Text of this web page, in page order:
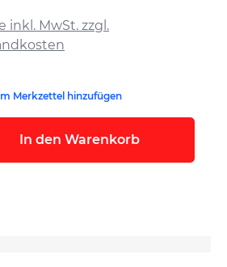
inkl. MwSt. zzgl.
Merkzettel hinzufügen
In den Warenkorb